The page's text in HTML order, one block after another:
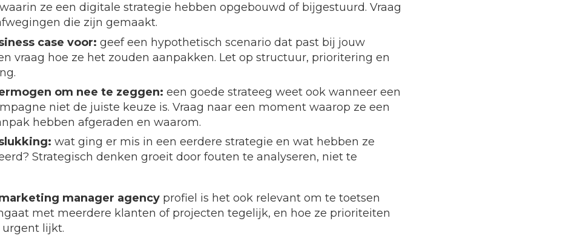
ze een digitale strategie hebben opgebouwd of bijgestuurd. Vraag
die zijn gemaakt.
case voor: geef een hypothetisch scenario dat past bij jouw
vraag hoe ze het zouden aanpakken. Let op structuur, prioritering en
om nee te zeggen: een goede strateeg weet ook wanneer een
niet de juiste keuze is. Vraag naar een moment waarop ze een
hebben afgeraden en waarom.
wat ging er mis in een eerdere strategie en wat hebben ze
Strategisch denken groeit door fouten te analyseren, niet te
manager agency profiel is het ook relevant om te toetsen
met meerdere klanten of projecten tegelijk, en hoe ze prioriteiten
urgent lijkt.